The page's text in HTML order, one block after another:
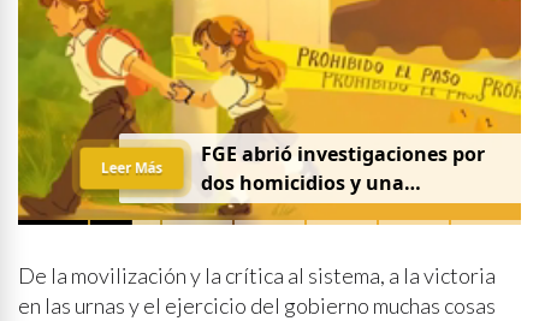
FGE abrió investigaciones por
dos homicidios y una
desaparición el 7 de agosto
Leer Más
De la movilización y la crítica al sistema, a la victoria
en las urnas y el ejercicio del gobierno muchas cosas